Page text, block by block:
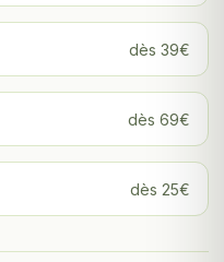
dès 39€
dès 69€
dès 25€